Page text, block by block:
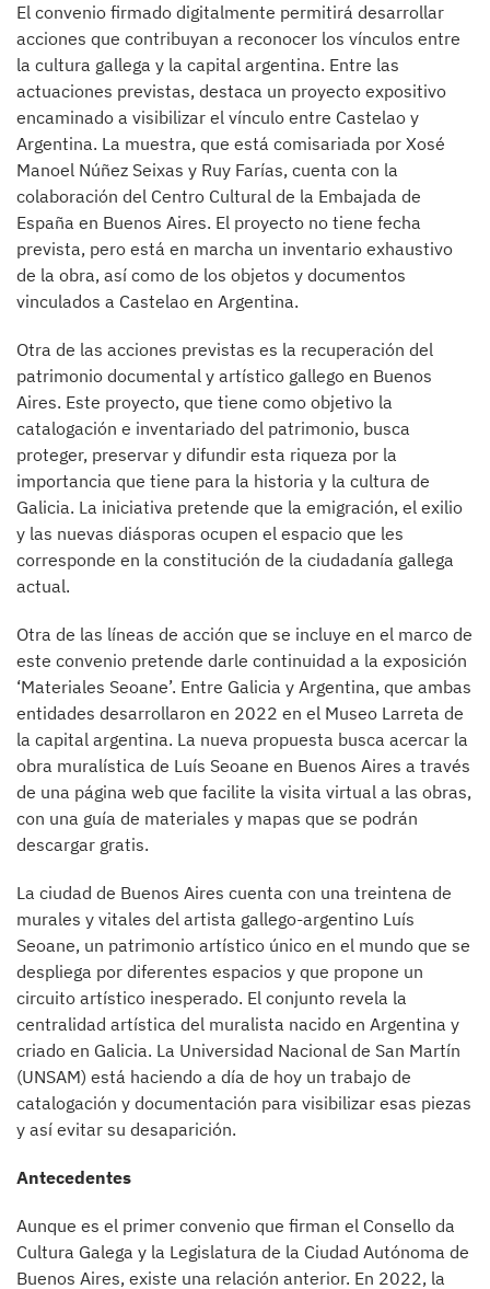
El convenio firmado digitalmente permitirá desarrollar
acciones que contribuyan a reconocer los vínculos entre
la cultura gallega y la capital argentina. Entre las
actuaciones previstas, destaca un proyecto expositivo
encaminado a visibilizar el vínculo entre Castelao y
Argentina. La muestra, que está comisariada por Xosé
Manoel Núñez Seixas y Ruy Farías, cuenta con la
colaboración del Centro Cultural de la Embajada de
España en Buenos Aires. El proyecto no tiene fecha
prevista, pero está en marcha un inventario exhaustivo
de la obra, así como de los objetos y documentos
vinculados a Castelao en Argentina.
Otra de las acciones previstas es la recuperación del
patrimonio documental y artístico gallego en Buenos
Aires. Este proyecto, que tiene como objetivo la
catalogación e inventariado del patrimonio, busca
proteger, preservar y difundir esta riqueza por la
importancia que tiene para la historia y la cultura de
Galicia. La iniciativa pretende que la emigración, el exilio
y las nuevas diásporas ocupen el espacio que les
corresponde en la constitución de la ciudadanía gallega
actual.
Otra de las líneas de acción que se incluye en el marco de
este convenio pretende darle continuidad a la exposición
‘Materiales Seoane’. Entre Galicia y Argentina, que ambas
entidades desarrollaron en 2022 en el Museo Larreta de
la capital argentina. La nueva propuesta busca acercar la
obra muralística de Luís Seoane en Buenos Aires a través
de una página web que facilite la visita virtual a las obras,
con una guía de materiales y mapas que se podrán
descargar gratis.
La ciudad de Buenos Aires cuenta con una treintena de
murales y vitales del artista gallego-argentino Luís
Seoane, un patrimonio artístico único en el mundo que se
despliega por diferentes espacios y que propone un
circuito artístico inesperado. El conjunto revela la
centralidad artística del muralista nacido en Argentina y
criado en Galicia. La Universidad Nacional de San Martín
(UNSAM) está haciendo a día de hoy un trabajo de
catalogación y documentación para visibilizar esas piezas
y así evitar su desaparición.
Antecedentes
Aunque es el primer convenio que firman el Consello da
Cultura Galega y la Legislatura de la Ciudad Autónoma de
Buenos Aires, existe una relación anterior. En 2022, la